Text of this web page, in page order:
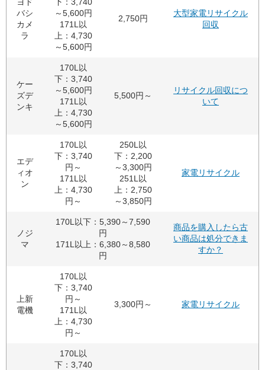
バシ
カメ
ラ
～5,600円
171L以
上：4,730
～5,600円
2,750円
大型家電リサイクル
回収
ケー
ズデ
ンキ
170L以
下：3,740
～5,600円
171L以
上：4,730
～5,600円
5,500円～
リサイクル回収につ
いて
エデ
ィオ
ン
170L以
下：3,740
円～
171L以
上：4,730
円～
250L以
下：2,200
～3,300円
251L以
上：2,750
～3,850円
家電リサイクル
ノジ
マ
170L以下：5,390～7,590
円
171L以上：6,380～8,580
円
商品を購入したら古
い商品は処分できま
すか？
上新
電機
170L以
下：3,740
円～
171L以
上：4,730
円～
3,300円～ 家電リサイクル
170L以
下：3,740